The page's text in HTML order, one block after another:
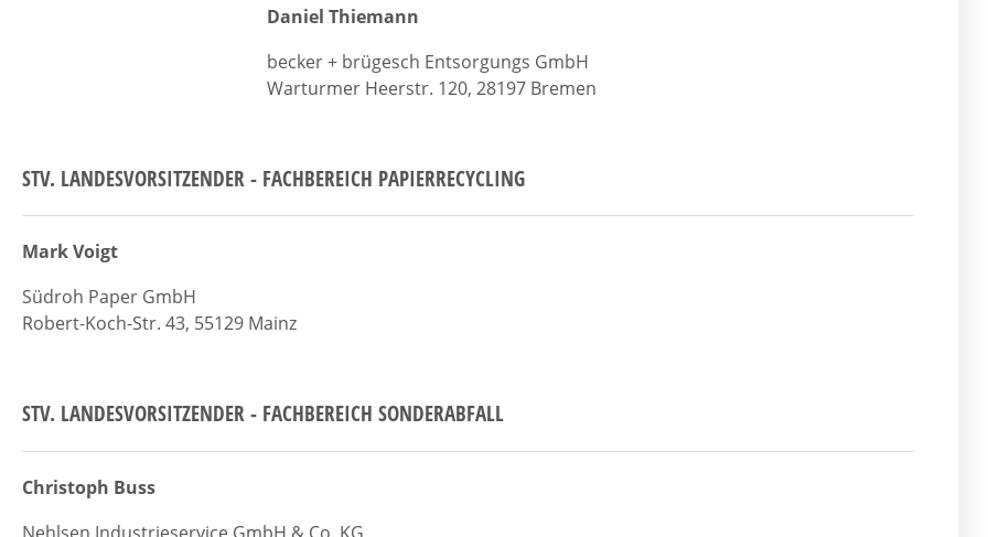
Daniel Thiemann
becker + brügesch Entsorgungs GmbH
Warturmer Heerstr. 120, 28197 Bremen
STV. LANDESVORSITZENDER - FACHBEREICH PAPIERRECYCLING
Mark Voigt
Südroh Paper GmbH
Robert-Koch-Str. 43, 55129 Mainz
STV. LANDESVORSITZENDER - FACHBEREICH SONDERABFALL
Christoph Buss
Nehlsen Industrieservice GmbH & Co. KG